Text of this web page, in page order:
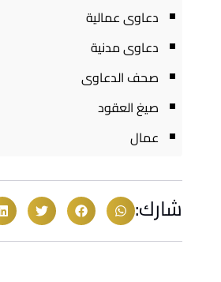
دعاوى عمالية
دعاوى مدنية
صحف الدعاوى
صيغ العقود
عمال
شارك: